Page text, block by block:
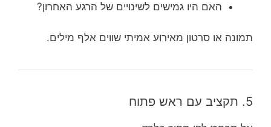
האם היו גמישים לשינויים של הרגע האחרון?
תמונה או סרטון מאירוע אמיתי שווים אלף מילים.
5. תקציב עם ראש פתוח